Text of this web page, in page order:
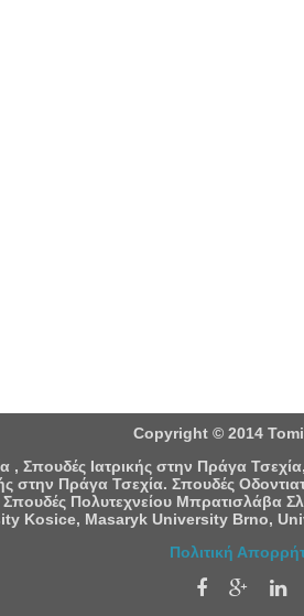
Copyright © 2014
Σπουδές Ιατρικής στην Πράγα
στην Πράγα Τσεχία. Σπουδές
Σπουδές Πολυτεχνείου
Kosice, Masaryk University Brno,
Πολιτική